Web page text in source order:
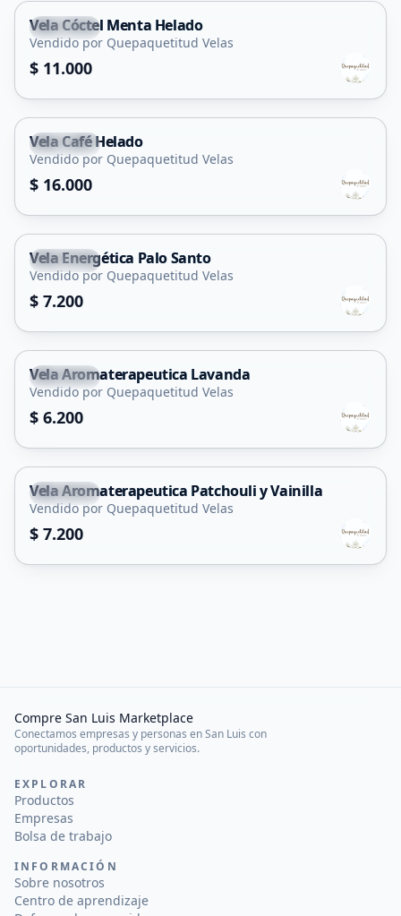
Capital
Vela Cóctel Menta Helado
Vendido por Quepaquetitud Velas
$ 11.000
Capital
Vela Café Helado
Vendido por Quepaquetitud Velas
$ 16.000
Capital
Vela Energética Palo Santo
Vendido por Quepaquetitud Velas
$ 7.200
Capital
Vela Aromaterapeutica Lavanda
Vendido por Quepaquetitud Velas
$ 6.200
Capital
Vela Aromaterapeutica Patchouli y Vainilla
Vendido por Quepaquetitud Velas
$ 7.200
Compre San Luis Marketplace
Conectamos empresas y personas en San Luis con
oportunidades, productos y servicios.
EXPLORAR
Productos
Empresas
Bolsa de trabajo
INFORMACIÓN
Sobre nosotros
Centro de aprendizaje